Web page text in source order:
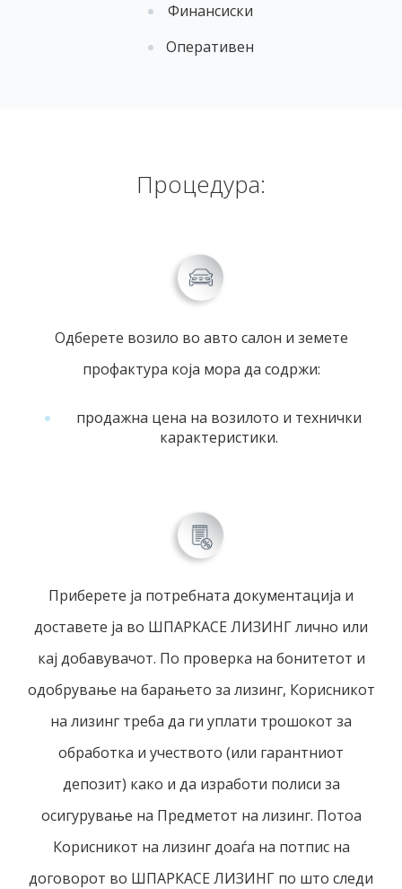
Финансиски
Оперативен
Процедура:
Одберете возило во авто салон и земете
профактура која мора да содржи:
продажна цена на возилото и технички
карактеристики.
Приберете ја потребната документација и
доставете ја во ШПАРКАСЕ ЛИЗИНГ лично или
кај добавувачот. По проверка на бонитетот и
одобрување на барањето за лизинг, Корисникот
на лизинг треба да ги уплати трошокот за
обработка и учеството (или гарантниот
депозит) како и да изработи полиси за
осигурување на Предметот на лизинг. Потоа
Корисникот на лизинг доаѓа на потпис на
договорот во ШПАРКАСЕ ЛИЗИНГ по што следи